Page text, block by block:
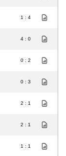
1 : 4
4 : 0
0 : 2
0 : 3
2 : 1
2 : 1
1 : 1